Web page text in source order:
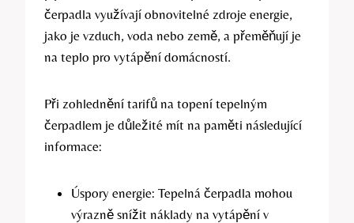
čerpadla využívají obnovitelné zdroje energie,
jako je vzduch, voda nebo země, a přeměňují je
na teplo pro vytápění domácností.
Při zohlednění tarifů na topení tepelným
čerpadlem je důležité mít na paměti následující
informace:
Úspory energie: Tepelná čerpadla mohou
výrazně snížit náklady na vytápění v